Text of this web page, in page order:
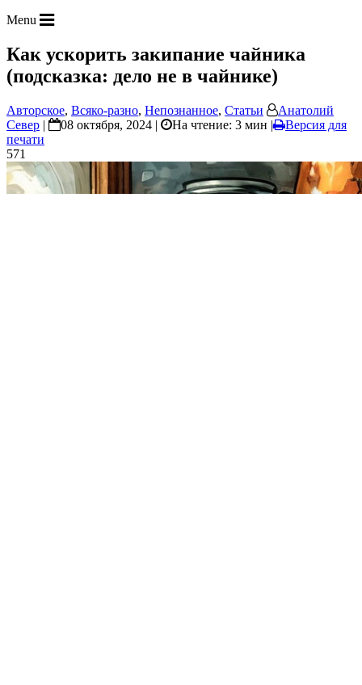
Menu
Как ускорить закипание чайника
(подсказка: дело не в чайнике)
Авторское, Всяко-разно, Непознанное, Статьи
Анатолий
Север | 08 октября, 2024 | На чтение: 3 мин |
Версия для
печати
571